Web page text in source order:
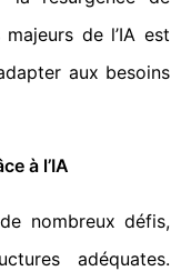
de l’IA est
aux besoins
à l’IA
nombreux défis,
adéquates.